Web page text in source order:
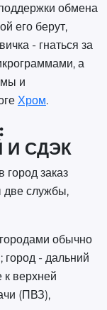
обмена
его берут,
- гнаться за
а
и
Хром.
И СДЭК
заказ
две службы,
обычно
город - дальний
к верхней
(ПВЗ),